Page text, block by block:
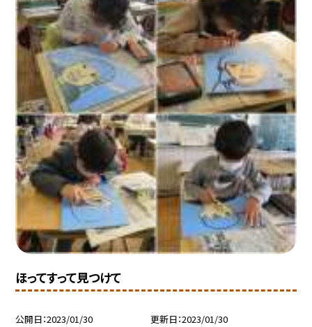
ほってすって見つけて
公開日 2023/01/30 更新日 2023/01/30